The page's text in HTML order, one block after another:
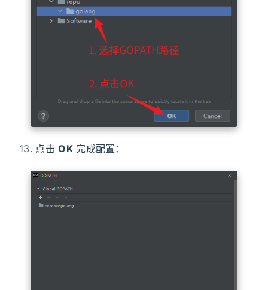
13. 点击OK完成配置：